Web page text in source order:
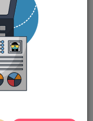
关注
0